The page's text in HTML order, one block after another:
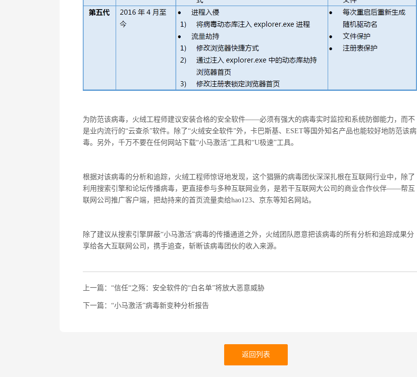
为防范该病毒，火绒工程师建议安装合格的安全软件——必须有强大的病毒实时监控和系统防御能力，而不
是业内流行的“云查杀”软件。除了“火绒安全软件”外，卡巴斯基、ESET等国外知名产品也能较好地防范该病
毒。另外，千万不要在任何网站下载“小马激活”工具和“U极速”工具。
根据对该病毒的分析和追踪，火绒工程师惊讶地发现，这个猖獗的病毒团伙深深扎根在互联网行业中，除了
利用搜索引擎和论坛传播病毒，更直接参与多种互联网业务，是若干互联网大公司的商业合作伙伴——帮互
联网公司推广客户端，把劫持来的首页流量卖给hao123、京东等知名网站。
除了建议从搜索引擎屏蔽“小马激活”病毒的传播通道之外，火绒团队愿意把该病毒的所有分析和追踪成果分
享给各大互联网公司，携手追查，斩断该病毒团伙的收入来源。
上一篇：“信任“之殇：安全软件的“白名单”将放大恶意威胁
下一篇：“小马激活”病毒新变种分析报告
返回列表